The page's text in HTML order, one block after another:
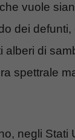
vuole
dei defunti,
alberi di
spettrale
negli Stati